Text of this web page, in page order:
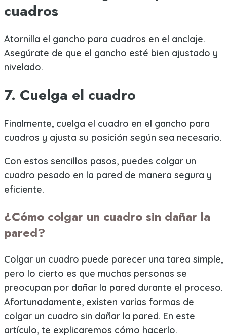
cuadros
Atornilla el gancho para cuadros en el anclaje.
Asegúrate de que el gancho esté bien ajustado y
nivelado.
7. Cuelga el cuadro
Finalmente, cuelga el cuadro en el gancho para
cuadros y ajusta su posición según sea necesario.
Con estos sencillos pasos, puedes colgar un
cuadro pesado en la pared de manera segura y
eficiente.
¿Cómo colgar un cuadro sin dañar la
pared?
Colgar un cuadro puede parecer una tarea simple,
pero lo cierto es que muchas personas se
preocupan por dañar la pared durante el proceso.
Afortunadamente, existen varias formas de
colgar un cuadro sin dañar la pared. En este
artículo, te explicaremos cómo hacerlo.